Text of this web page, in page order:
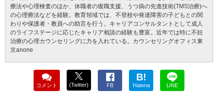
療法や心理検査のほか、休職者の復職支援、うつ病の先進技術(TMS治療)へ
の心理療法などを経験。教育領域では、不登校や発達障害の子どもとの関
わりや保護者・教員への助言を行う。キャリアコンサルタントとして成人
のライフステージに応じたキャリア相談の経験も豊富。近年では特に不妊
治療の心理カウンセリングに力を入れている。カウンセリングオフィス東
京anone
コメント (Twitter) FB
B!
Hatena LINE